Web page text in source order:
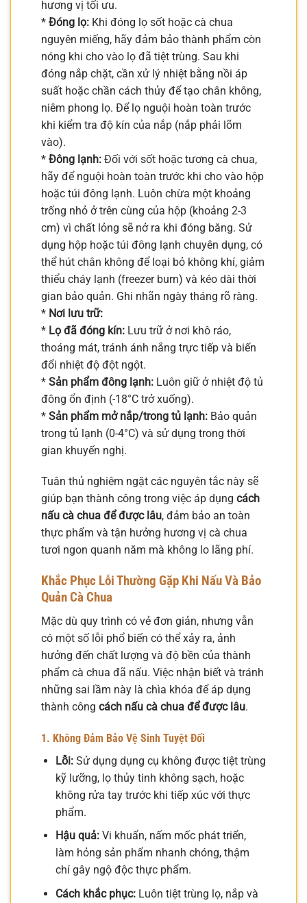
hương vị tối ưu.
* Đóng lọ: Khi đóng lọ sốt hoặc cà chua
nguyên miếng, hãy đảm bảo thành phẩm còn
nóng khi cho vào lọ đã tiệt trùng. Sau khi
đóng nắp chặt, cần xử lý nhiệt bằng nồi áp
suất hoặc chần cách thủy để tạo chân không,
niêm phong lọ. Để lọ nguội hoàn toàn trước
khi kiểm tra độ kín của nắp (nắp phải lõm
vào).
* Đông lạnh: Đối với sốt hoặc tương cà chua,
hãy để nguội hoàn toàn trước khi cho vào hộp
hoặc túi đông lạnh. Luôn chừa một khoảng
trống nhỏ ở trên cùng của hộp (khoảng 2-3
cm) vì chất lỏng sẽ nở ra khi đóng băng. Sử
dụng hộp hoặc túi đông lạnh chuyên dụng, có
thể hút chân không để loại bỏ không khí, giảm
thiểu cháy lạnh (freezer burn) và kéo dài thời
gian bảo quản. Ghi nhãn ngày tháng rõ ràng.
* Nơi lưu trữ:
* Lọ đã đóng kín: Lưu trữ ở nơi khô ráo,
thoáng mát, tránh ánh nắng trực tiếp và biến
đổi nhiệt độ đột ngột.
* Sản phẩm đông lạnh: Luôn giữ ở nhiệt độ tủ
đông ổn định (-18°C trở xuống).
* Sản phẩm mở nắp/trong tủ lạnh: Bảo quản
trong tủ lạnh (0-4°C) và sử dụng trong thời
gian khuyến nghị.
Tuân thủ nghiêm ngặt các nguyên tắc này sẽ
giúp bạn thành công trong việc áp dụng cách
nấu cà chua để được lâu, đảm bảo an toàn
thực phẩm và tận hưởng hương vị cà chua
tươi ngon quanh năm mà không lo lãng phí.
Khắc Phục Lỗi Thường Gặp Khi Nấu Và Bảo
Quản Cà Chua
Mặc dù quy trình có vẻ đơn giản, nhưng vẫn
có một số lỗi phổ biến có thể xảy ra, ảnh
hưởng đến chất lượng và độ bền của thành
phẩm cà chua đã nấu. Việc nhận biết và tránh
những sai lầm này là chìa khóa để áp dụng
thành công cách nấu cà chua để được lâu.
1. Không Đảm Bảo Vệ Sinh Tuyệt Đối
Lỗi:Sử dụng dụng cụ không được tiệt trùng
kỹ lưỡng, lọ thủy tinh không sạch, hoặc
không rửa tay trước khi tiếp xúc với thực
phẩm.
Hậu quả:Vi khuẩn, nấm mốc phát triển,
làm hỏng sản phẩm nhanh chóng, thậm
chí gây ngộ độc thực phẩm.
Cách khắc phục:Luôn tiệt trùng lọ, nắp và